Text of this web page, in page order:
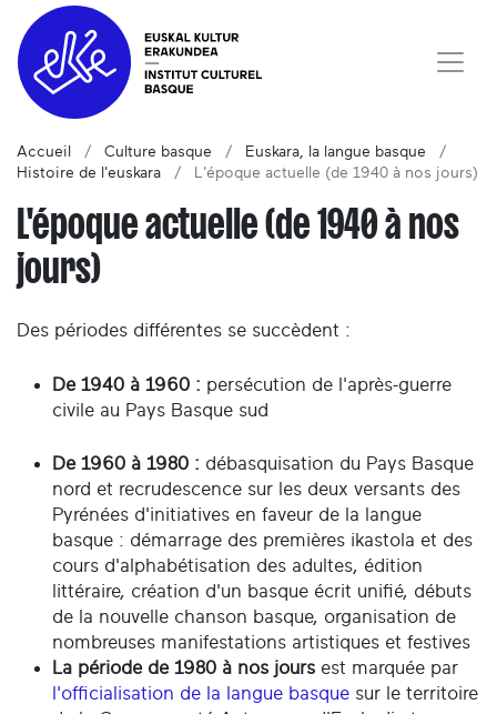
Accueil Culture basque
Euskara, la langue basque
Histoire de l'euskara
L'époque actuelle (de 1940 à nos jours)
L'époque actuelle (de 1940 à nos
jours)
Des périodes différentes se succèdent :
De 1940 à 1960 : persécution de l'après-guerre
civile au Pays Basque sud
De 1960 à 1980 : débasquisation du Pays Basque
nord et recrudescence sur les deux versants des
Pyrénées d'initiatives en faveur de la langue
basque : démarrage des premières ikastola et des
cours d'alphabétisation des adultes, édition
littéraire, création d'un basque écrit unifié, débuts
de la nouvelle chanson basque, organisation de
nombreuses manifestations artistiques et festives
La période de 1980 à nos jours est marquée par
l'officialisation de la langue basque sur le territoire